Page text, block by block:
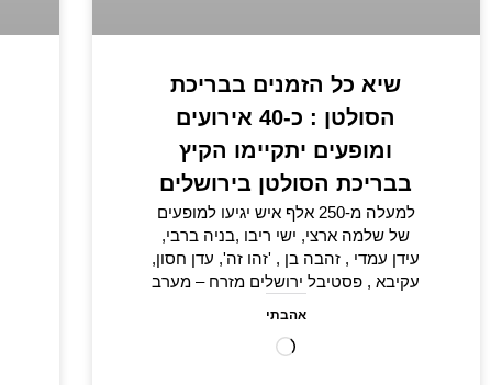
שיא כל הזמנים בבריכת
הסולטן : כ-40 אירועים
ומופעים יתקיימו הקיץ
בבריכת הסולטן בירושלים
למעלה מ-250 אלף איש יגיעו למופעים
של שלמה ארצי, ישי ריבו ,בניה ברבי,
עידן עמדי , זהבה בן , 'זהו זה', עדן חסון,
עקיבא , פסטיבל ירושלים מזרח – מערב
אהבתי